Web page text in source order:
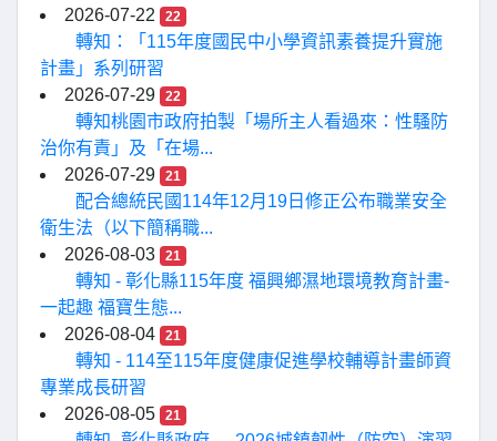
2026-07-22
22
轉知：「115年度國民中小學資訊素養提升實施
計畫」系列研習
2026-07-29
22
轉知桃園市政府拍製「場所主人看過來：性騷防
治你有責」及「在場...
2026-07-29
21
配合總統民國114年12月19日修正公布職業安全
衛生法（以下簡稱職...
2026-08-03
21
轉知 - 彰化縣115年度 福興鄉濕地環境教育計畫-
一起趣 福寶生態...
2026-08-04
21
轉知 - 114至115年度健康促進學校輔導計畫師資
專業成長研習
2026-08-05
21